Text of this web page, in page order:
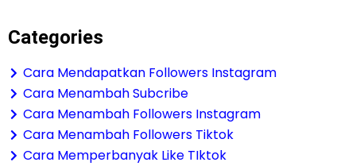
Categories
Cara Mendapatkan Followers Instagram
Cara Menambah Subcribe
Cara Menambah Followers Instagram
Cara Menambah Followers Tiktok
Cara Memperbanyak Like TIktok